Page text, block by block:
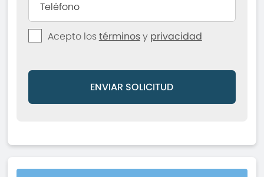
Acepto lostérminosy privacidad
ENVIAR SOLICITUD